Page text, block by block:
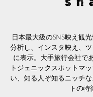
日本最大級のSNS映え観
分析し、インスタ映え、
に表示。大手旅行会社で
トジェニックスポットマ
い、知る人ぞ知るニッチ
トの特